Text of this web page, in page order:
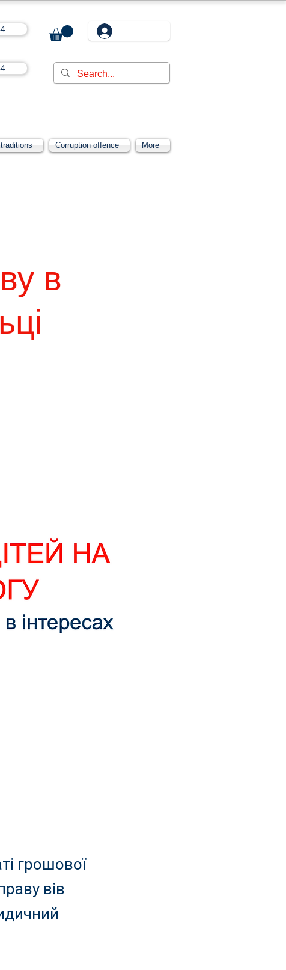
Corruption offence More
в
грошової
вів